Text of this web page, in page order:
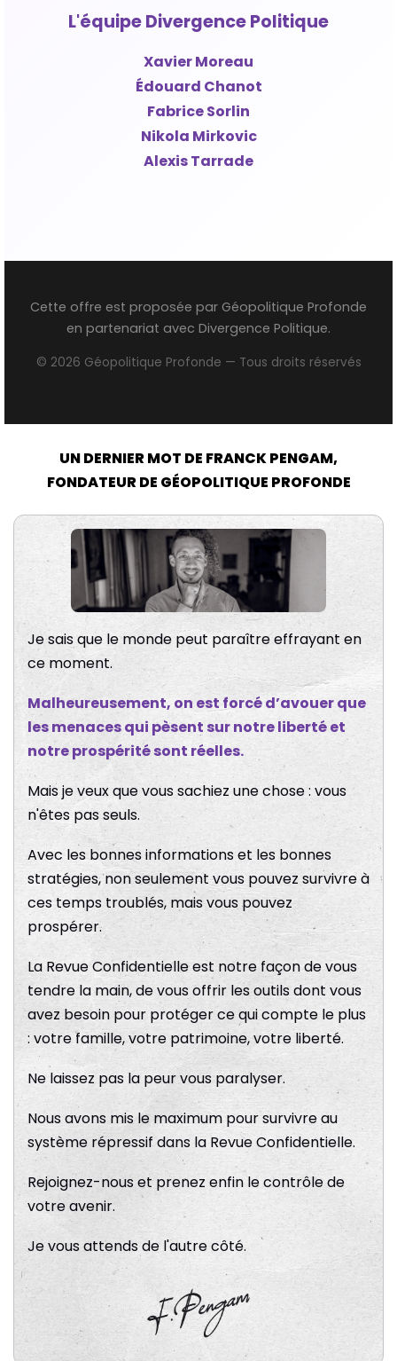
L'équipe Divergence Politique
Xavier Moreau
Édouard Chanot
Fabrice Sorlin
Nikola Mirkovic
Alexis Tarrade
Cette offre est proposée par Géopolitique Profonde
en partenariat avec Divergence Politique.
© 2026 Géopolitique Profonde — Tous droits réservés
UN DERNIER MOT DE FRANCK PENGAM,
FONDATEUR DE GÉOPOLITIQUE PROFONDE
Je sais que le monde peut paraître effrayant en
ce moment.
Malheureusement, on est forcé d’avouer que
les menaces qui pèsent sur notre liberté et
notre prospérité sont réelles.
Mais je veux que vous sachiez une chose : vous
n'êtes pas seuls.
Avec les bonnes informations et les bonnes
stratégies, non seulement vous pouvez survivre à
ces temps troublés, mais vous pouvez
prospérer.
La Revue Confidentielle est notre façon de vous
tendre la main, de vous offrir les outils dont vous
avez besoin pour protéger ce qui compte le plus
: votre famille, votre patrimoine, votre liberté.
Ne laissez pas la peur vous paralyser.
Nous avons mis le maximum pour survivre au
système répressif dans la Revue Confidentielle.
Rejoignez-nous et prenez enfin le contrôle de
votre avenir.
Je vous attends de l'autre côté.